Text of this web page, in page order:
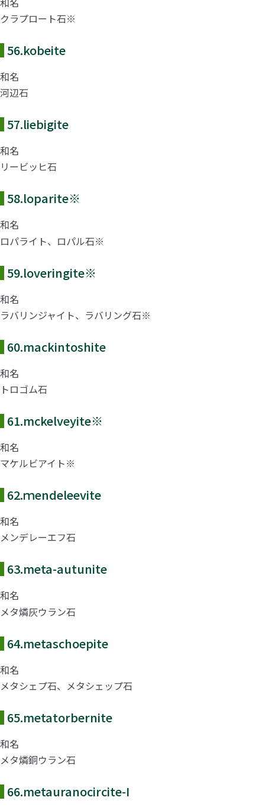
クラプロート石※
56.kobeite
和名
河辺石
57.liebigite
和名
リービッヒ石
58.loparite※
和名
ロパライト、ロパル石※
59.loveringite※
和名
ラバリンジャイト、ラバリング石※
60.mackintoshite
和名
トロゴム石
61.mckelveyite※
和名
マケルビアイト※
62.ｍendeleevite
和名
メンデレーエフ石
63.meta-autunite
和名
メタ燐灰ウラン石
64.metaschoepite
和名
メタシェプ石、メタシェップ石
65.metatorbernite
和名
メタ燐銅ウラン石
66.metauranocircite-I